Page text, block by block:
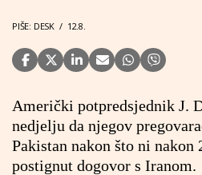
PIŠE: DESK / 12.8.
Američki potpredsjednik J.
nedjelju da njegov
Pakistan nakon što ni nakon
postignut dogovor s Iranom.